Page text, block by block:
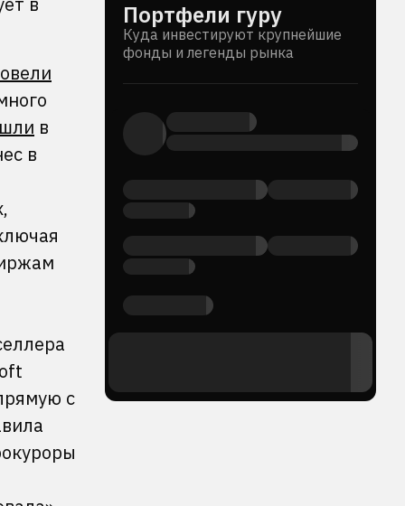
в
в
с
Портфели гуру
Куда инвестируют крупнейшие
фонды и легенды рынка